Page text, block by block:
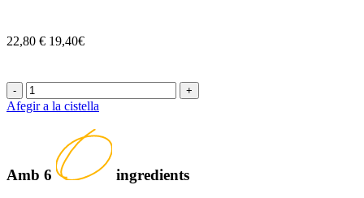
22,80 € 19,40€
- +
Afegir a la cistella
Amb 6 ingredients